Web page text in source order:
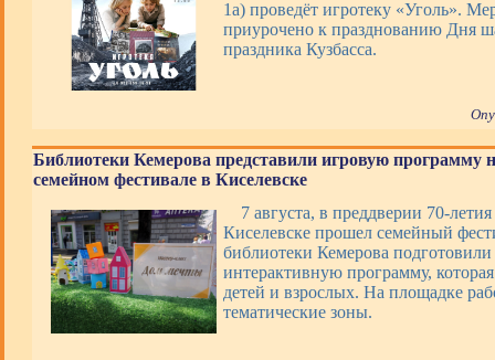
1а) проведёт игротеку «Уголь».
приурочено к празднованию Дня
праздника Кузбасса.
Библиотеки Кемерова представили игровую программу
семейном фестивале в Киселевске
7 августа, в преддверии 70-
Киселевске прошел семейный
библиотеки Кемерова подготовили
интерактивную программу,
детей и взрослых. На площадке
тематические зоны.